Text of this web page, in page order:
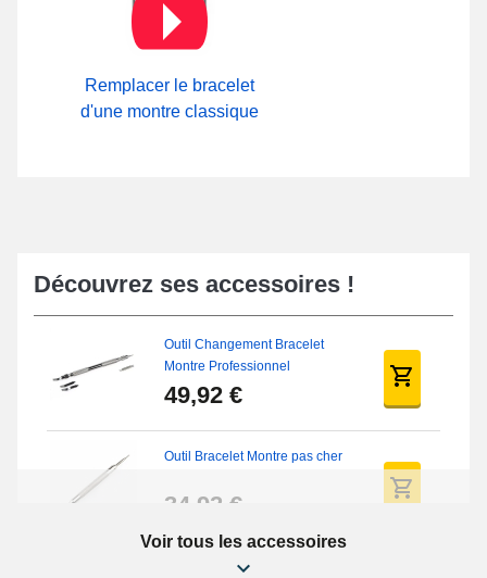
Remplacer le bracelet
d'une montre classique
Découvrez ses accessoires !
Outil Changement Bracelet
Montre Professionnel
49,92 €
Outil Bracelet Montre pas cher
34,92 €
Kit Réparation Montre Débutant
Voir tous les accessoires